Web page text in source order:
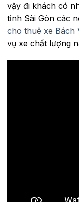
vậy đi khách có
tỉnh Sài Gòn các
cho thuê xe Bách
vụ xe chất lượng